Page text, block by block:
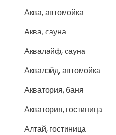
Аква, автомойка
Аква, сауна
Аквалайф, сауна
Аквалэйд, автомойка
Акватория, баня
Акватория, гостиница
Алтай, гостиница